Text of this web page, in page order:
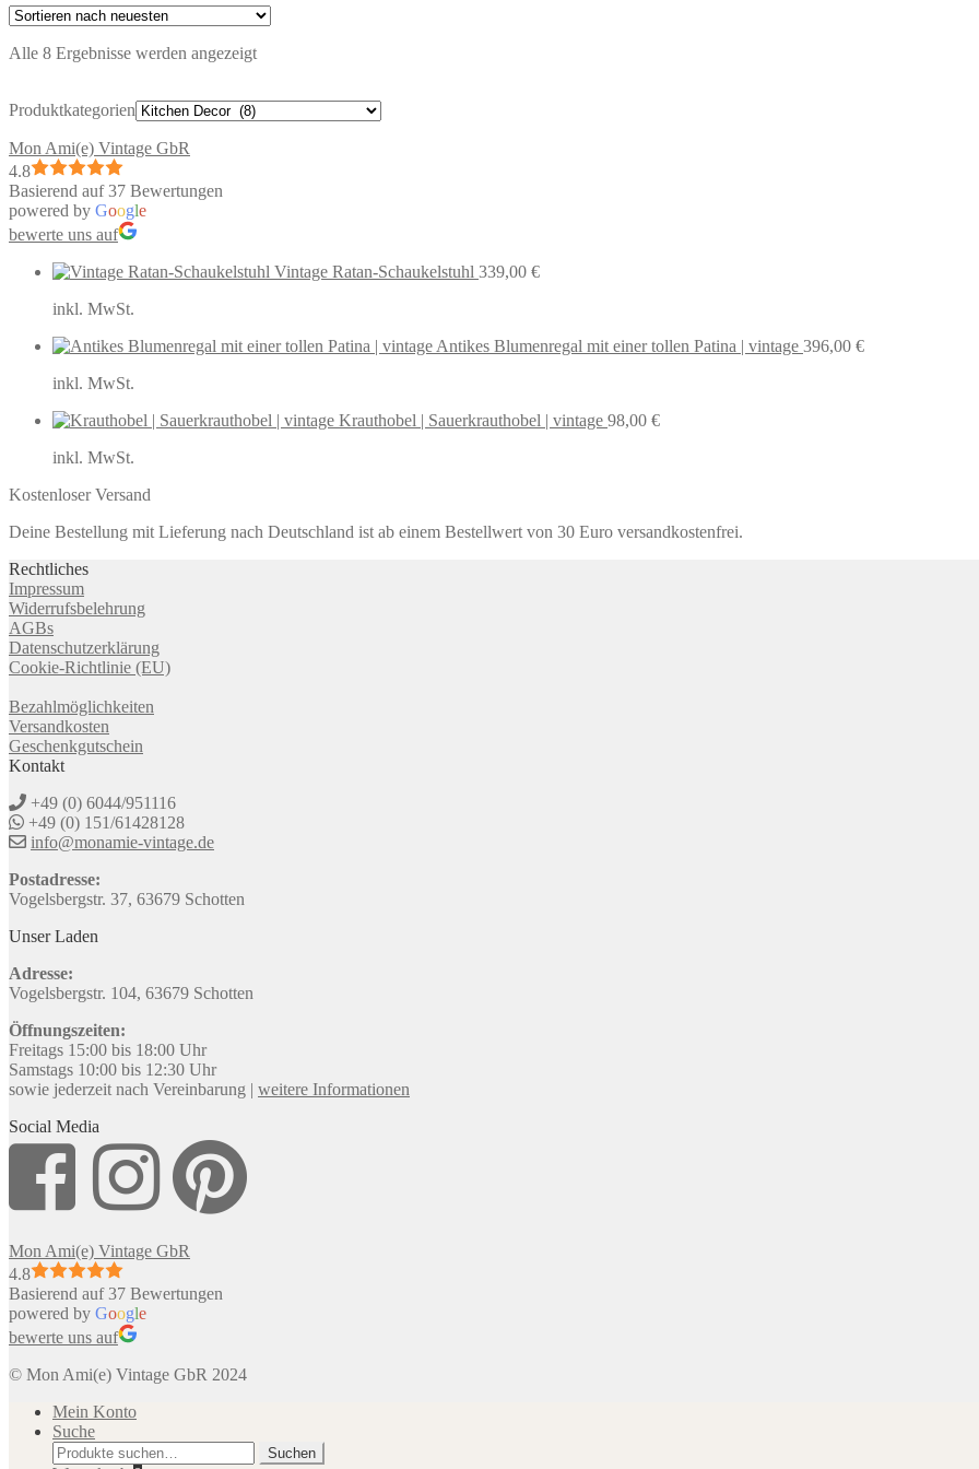
Alle 8 Ergebnisse werden angezeigtNach
Produktkategorien
Mon Ami(e) Vintage GbR
4.8
Basierend auf 37 Bewertungen
powered by Google
bewerte uns auf
Vintage Ratan-Schaukelstuhl 339,00 €
inkl. MwSt.
Antikes Blumenregal mit einer tollen Patina | vintage 396,00 €
inkl. MwSt.
Krauthobel | Sauerkrauthobel | vintage 98,00 €
inkl. MwSt.
Kostenloser Versand
Deine Bestellung mit Lieferung nach Deutschland ist ab einem Bestellwert von 30 Euro versandkostenfrei.
Rechtliches
Impressum
Widerrufsbelehrung
AGBs
Datenschutzerklärung
Cookie-Richtlinie (EU)
Bezahlmöglichkeiten
Versandkosten
Geschenkgutschein
Kontakt
+49 (0) 6044/951116
+49 (0) 151/61428128
info@monamie-vintage.de
Postadresse:
Vogelsbergstr. 37, 63679 Schotten
Unser Laden
Adresse:
Vogelsbergstr. 104, 63679 Schotten
Öffnungszeiten:
Freitags 15:00 bis 18:00 Uhr
Samstags 10:00 bis 12:30 Uhr
sowie jederzeit nach Vereinbarung | weitere Informationen
Social Media
Mon Ami(e) Vintage GbR
4.8
Basierend auf 37 Bewertungen
powered by Google
bewerte uns auf
© Mon Ami(e) Vintage GbR 2024
Mein Konto
Suche
Suche
Suchen